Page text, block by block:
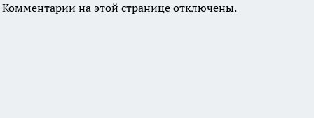
Комментарии на этой странице отключены.